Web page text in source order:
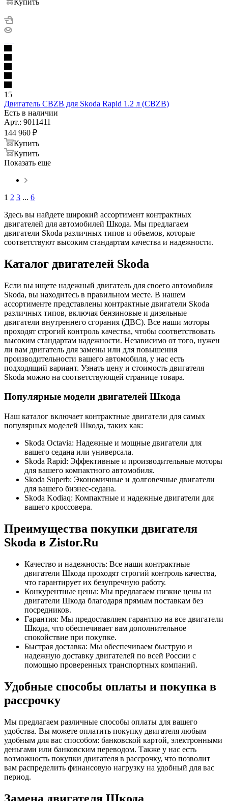
15
Двигатель CBZB для Skoda Rapid 1.2 л (CBZB)
Есть в наличии
Арт.: 9011411
144 960 ₽
Купить
Купить
Показать еще
1 2 3 ... 6
Здесь вы найдете широкий ассортимент контрактных
двигателей для автомобилей Шкода. Мы предлагаем
двигатели Skoda различных типов и объемов, которые
соответствуют высоким стандартам качества и надежности.
Каталог двигателей Skoda
Если вы ищете надежный двигатель для своего автомобиля
Skoda, вы находитесь в правильном месте. В нашем
ассортименте представлены контрактные двигатели Skoda
различных типов, включая бензиновые и дизельные
двигатели внутреннего сгорания (ДВС). Все наши моторы
проходят строгий контроль качества, чтобы соответствовать
высоким стандартам надежности. Независимо от того, нужен
ли вам двигатель для замены или для повышения
производительности вашего автомобиля, у нас есть
подходящий вариант. Узнать цену и стоимость двигателя
Skoda можно на соответствующей странице товара.
Популярные модели двигателей Шкода
Наш каталог включает контрактные двигатели для самых
популярных моделей Шкода, таких как:
Skoda Octavia: Надежные и мощные двигатели для
вашего седана или универсала.
Skoda Rapid: Эффективные и производительные моторы
для вашего компактного автомобиля.
Skoda Superb: Экономичные и долговечные двигатели
для вашего бизнес-седана.
Skoda Kodiaq: Компактные и надежные двигатели для
вашего кроссовера.
Преимущества покупки двигателя
Skoda в Zistor.Ru
Качество и надежность: Все наши контрактные
двигатели Шкода проходят строгий контроль качества,
что гарантирует их безупречную работу.
Конкурентные цены: Мы предлагаем низкие цены на
двигатели Шкода благодаря прямым поставкам без
посредников.
Гарантия: Мы предоставляем гарантию на все двигатели
Шкода, что обеспечивает вам дополнительное
спокойствие при покупке.
Быстрая доставка: Мы обеспечиваем быструю и
надежную доставку двигателей по всей России с
помощью проверенных транспортных компаний.
Удобные способы оплаты и покупка в
рассрочку
Мы предлагаем различные способы оплаты для вашего
удобства. Вы можете оплатить покупку двигателя любым
удобным для вас способом: банковской картой, электронными
деньгами или банковским переводом. Также у нас есть
возможность покупки двигателя в рассрочку, что позволит
вам распределить финансовую нагрузку на удобный для вас
период.
Замена двигателя Шкода